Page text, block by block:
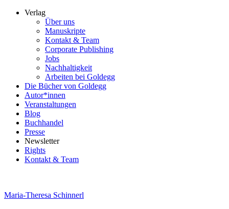
Verlag
Über uns
Manuskripte
Kontakt & Team
Corporate Publishing
Jobs
Nachhaltigkeit
Arbeiten bei Goldegg
Die Bücher von Goldegg
Autor*innen
Veranstaltungen
Blog
Buchhandel
Presse
Newsletter
Rights
Kontakt & Team
Maria-Theresa Schinnerl